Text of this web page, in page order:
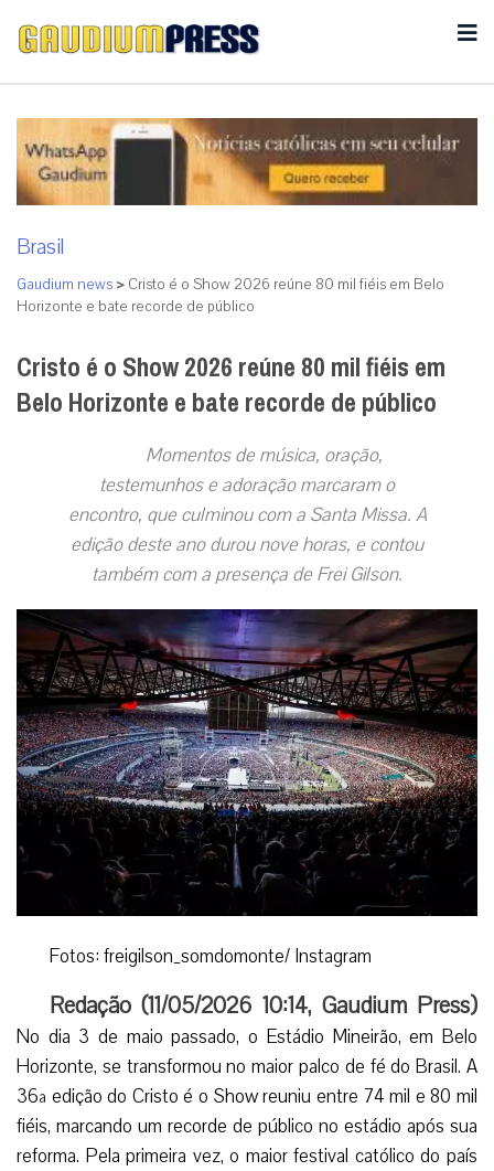
Brasil
Gaudium news > Cristo é o Show 2026 reúne 80 mil fiéis em Belo
Horizonte e bate recorde de público
Cristo é o Show 2026 reúne 80 mil fiéis em
Belo Horizonte e bate recorde de público
Momentos de música, oração,
testemunhos e adoração marcaram o
encontro, que culminou com a Santa Missa. A
edição deste ano durou nove horas, e contou
também com a presença de Frei Gilson.
Fotos: freigilson_somdomonte/ Instagram
Redação (11/05/2026 10:14, Gaudium Press)
No dia 3 de maio passado, o Estádio Mineirão, em Belo
Horizonte, se transformou no maior palco de fé do Brasil. A
36ª edição do Cristo é o Show reuniu entre 74 mil e 80 mil
fiéis, marcando um recorde de público no estádio após sua
reforma. Pela primeira vez, o maior festival católico do país